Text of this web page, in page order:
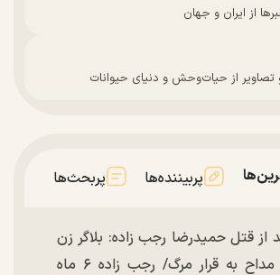
از ایران و جهان
تصاویر از حیات‌وحش و دنیای حیوانات
پربیننده‌ها پربحث‌ها
از قتل حمیدرضا رجب زاده: بلاگر زن
طعمه کشاندن مداح به قرار مرگ/ رجب زاده ۶ ماه